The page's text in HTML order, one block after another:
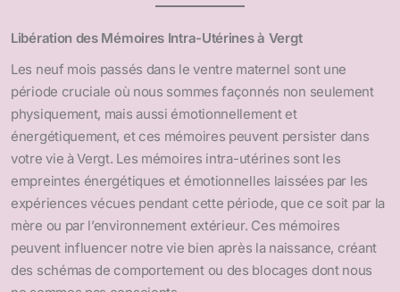
Libération des Mémoires Intra-Utérines à Vergt
Les neuf mois passés dans le ventre maternel sont une
période cruciale où nous sommes façonnés non seulement
physiquement, mais aussi émotionnellement et
énergétiquement, et ces mémoires peuvent persister dans
votre vie à Vergt. Les mémoires intra-utérines sont les
empreintes énergétiques et émotionnelles laissées par les
expériences vécues pendant cette période, que ce soit par la
mère ou par l’environnement extérieur. Ces mémoires
peuvent influencer notre vie bien après la naissance, créant
des schémas de comportement ou des blocages dont nous